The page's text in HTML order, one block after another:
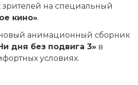
на специальный
кино».
анимационный сборник
дня без подвига 3» в
условиях.